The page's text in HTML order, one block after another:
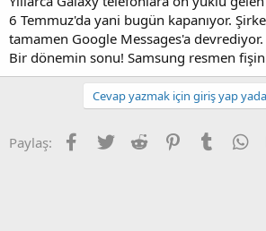
ş
a
t
a
t
a
r
i
h
6 Temmuz'da yani bugün kapanıyor.
tamamen Google Messages'a devrediyor.
Bir dönemin sonu! Samsung resmen
Cevap yazmak için giriş yap
Paylaş: Facebook
Twitter Reddit PinterestTumblr